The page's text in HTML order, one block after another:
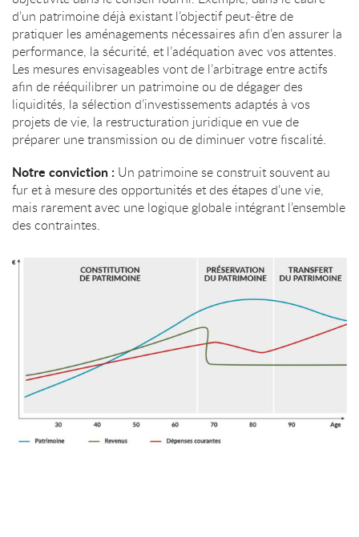
d’un patrimoine déjà existant l’objectif peut‐être de
pratiquer les aménagements nécessaires afin d’en assurer la
performance, la sécurité, et l’adéquation avec vos attentes.
Les mesures envisageables vont de l’arbitrage entre actifs
afin de rééquilibrer un patrimoine ou de dégager des
liquidités, la sélection d’investissements adaptés à vos
projets de vie, la restructuration juridique en vue de
préparer une transmission ou de diminuer votre fiscalité.
Notre conviction : Un patrimoine se construit souvent au
fur et à mesure des opportunités et des étapes d’une vie,
mais rarement avec une logique globale intégrant l’ensemble
des contraintes.